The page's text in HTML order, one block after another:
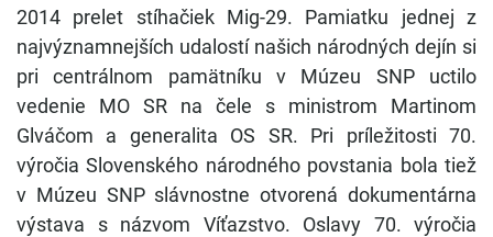
2014 prelet stíhačiek Mig-29. Pamiatku jednej z
najvýznamnejších udalostí našich národných dejín si
pri centrálnom pamätníku v Múzeu SNP uctilo
vedenie MO SR na čele s ministrom Martinom
Glváčom a generalita OS SR. Pri príležitosti 70.
výročia Slovenského národného povstania bola tiež
v Múzeu SNP slávnostne otvorená dokumentárna
výstava s názvom Víťazstvo. Oslavy 70. výročia